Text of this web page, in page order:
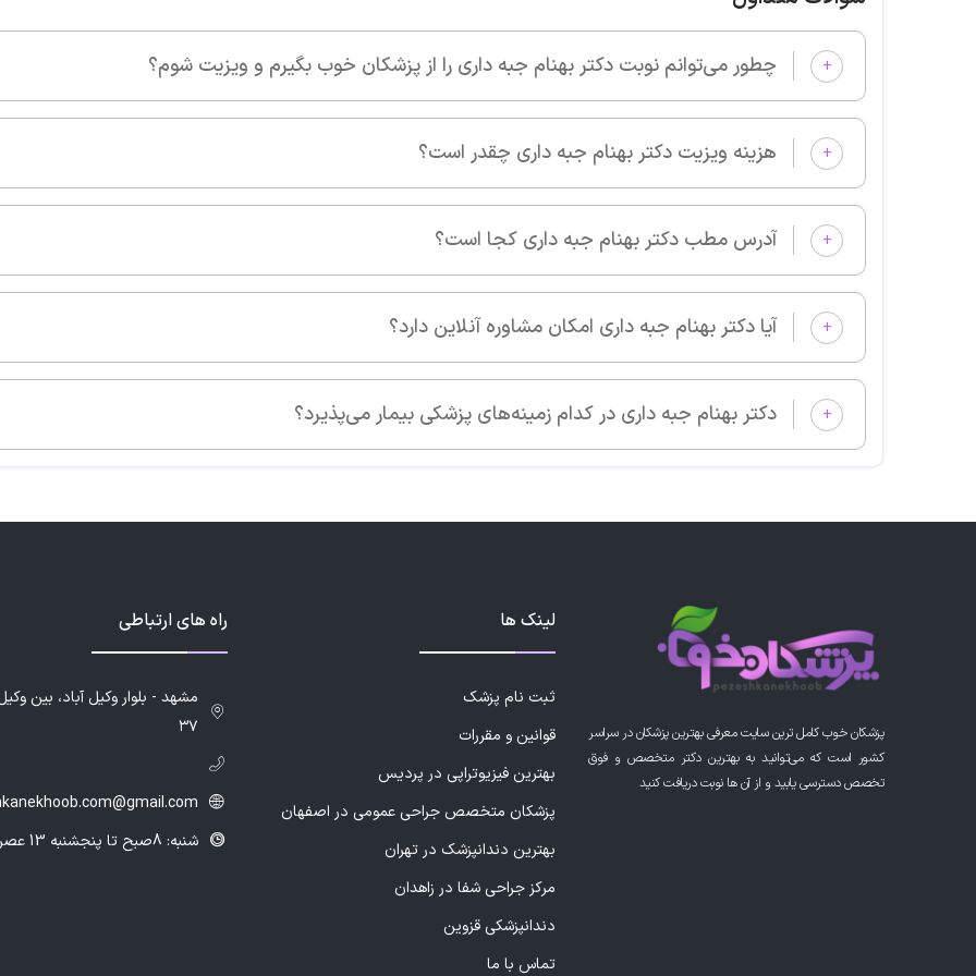
عالی هستن
مادرم مشکل داشت
+ چطور می‌توانم نوبت دکتر بهنام جبه داری را از پزشکان خوب بگیرم و ویزیت شوم؟
+ هزینه ویزیت دکتر بهنام جبه داری چقدر است؟
+ آدرس مطب دکتر بهنام جبه داری کجا است؟
+ آیا دکتر بهنام جبه داری امکان مشاوره آنلاین دارد؟
+ دکتر بهنام جبه داری در کدام زمینه‌های پزشکی بیمار می‌پذیرد؟
پزشکان خوب کامل ترین سایت معرفی بهترین پزشکان در سراسر
کشور است که می‌توانید به بهترین دکتر متخصص و فوق
تخصص دسترسی یابید و از آن ها نوبت دریافت کنید
لینک ها
ثبت نام پزشک
قوانین و مقررات
بهترین فیزیوتراپی در پردیس
پزشکان متخصص جراحی عمومی در اصفهان
بهترین دندانپزشک در تهران
مرکز جراحی شفا در زاهدان
دندانپزشکی قزوین
تماس با ما
راه های ارتباطی
۳۷
شنبه: 8صبح تا پنجشنبه 13 عصر